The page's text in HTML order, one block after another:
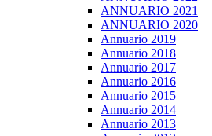
ANNUARIO 2021
ANNUARIO 2020
Annuario 2019
Annuario 2018
Annuario 2017
Annuario 2016
Annuario 2015
Annuario 2014
Annuario 2013